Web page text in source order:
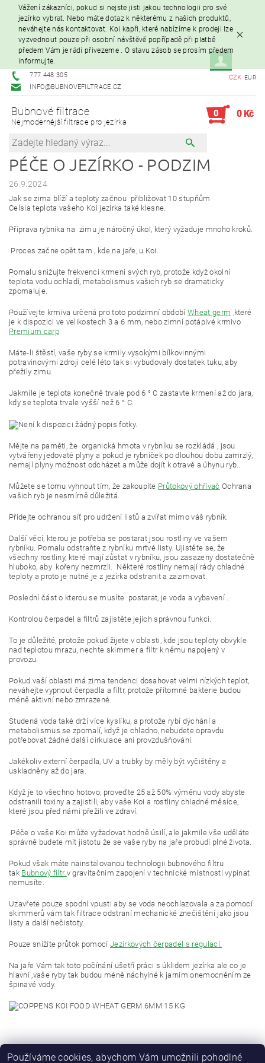
Vážení zákazníci, pokud si nejste jisti jakou technologii pro své
jezírko vybrat. Nebo máte dotaz k některému z našich produktů,
neváhejte nás kontaktovat. Koi kapři, které nabízíme k prodeji lze
vyzvednout pouze při osobní návštěvě popřípadě při platbě
předem Vám je rádi přivezeme . O stavu zásob se prosím předem
informujte.
777 448 305
INFO@BUBNOVEFILTRACE.CZ
CZK EUR
Bubnové filtrace
Nejmodernější filtrace pro jezírka
0 0 Kč
PÉČE O JEZÍRKO - PODZIM
26.9.2024
Jak se zima blíží a teploty začnou přibližovat 10 stupňům
Celsia teplota vašeho Koi jezírka také klesne.
Příprava rybníka na zimu je náročný úkol, který vyžaduje mnoho kroků.
Proces začne opět tam , kde na jaře, u Koi.
Pomalu snižujte frekvenci krmení svých ryb, protože když okolní
teplota vodu ochladí, metabolismus vašich ryb se dramaticky
zpomaluje.
Používejte krmiva určená pro toto podzimní obdobíWheat germ ,které
je k dispozici ve velikostech 3 a 6 mm, nebo zimní potápivé krmivo
Premium carp
Máte-li štěstí, vaše ryby se krmily vysokými bílkovinnými
potravinovými zdroji celé léto tak si vybudovaly dostatek tuku, aby
přežily zimu.
Jakmile je teplota konečně trvale pod 6 ° C zastavte krmení až do jara,
kdy se teplota trvale vyšší než 6 ° C.
Mějte na paměti, že organická hmota v rybníku se rozkládá , jsou
vytvářeny jedovaté plyny a pokud je rybníček po dlouhou dobu zamrzlý,
nemají plyny možnost odcházet a může dojít k otravě a úhynu ryb..
Můžete se tomu vyhnout tím, že zakoupíte Průtokový ohřívač Ochrana
vašich ryb je nesmírně důležitá.
Přidejte ochranou síť pro udržení listů a zvířat mimo váš rybník.
Další věcí, kterou je potřeba se postarat jsou rostliny ve vašem
rybníku. Pomalu odstraňte z rybníku mrtvé listy. Ujistěte se, že
všechny rostliny, které mají zůstat v rybníku, jsou zasazeny dostatečně
hluboko, aby kořeny nezmrzli. Některé rostliny nemají rády chladné
teploty a proto je nutné je z jezírka odstranit a zazimovat.
Poslední část o kterou se musíte postarat, je voda a vybavení .
Kontrolou čerpadel a filtrů zajistěte jejich správnou funkci.
To je důležité, protože pokud žijete v oblasti, kde jsou teploty obvykle
nad teplotou mrazu, nechte skimmer a filtr k němu napojený v
provozu.
Pokud vaší oblasti má zima tendenci dosahovat velmi nízkých teplot,
neváhejte vypnout čerpadla a filtr, protože přítomné bakterie budou
méně aktivní nebo zmrazené.
Studená voda také drží více kyslíku, a protože rybí dýchání a
metabolismus se zpomalí, když je chladno, nebudete opravdu
potřebovat žádné další cirkulace ani provzdušňování.
Jakékoliv externí čerpadla, UV a trubky by měly být vyčištěny a
uskladněny až do jara.
Když je to všechno hotovo, proveďte 25 až 50% výměnu vody abyste
odstranili toxiny a zajistili, aby vaše Koi a rostliny chladné měsíce,
které jsou před námi přežili ve zdraví.
Péče o vaše Koi může vyžadovat hodně úsilí, ale jakmile vše uděláte
správně budete mít jistotu že se vaše ryby na jaře probudí plné života.
Pokud však máte nainstalovanou technologii bubnového filtru
tak Bubnový filtr v gravitačním zapojení v technické místnosti vypínat
nemusíte.
Uzavřete pouze spodní vpusti aby se voda neochlazovala a za pomocí
skimmerů vám tak filtrace odstraní mechanické znečištění jako jsou
listy a další nečistoty.
Pouze snížíte průtok pomocí Jezírkových čerpadel s regulací.
Na jaře Vám tak toto počínání ušetří práci s úklidem jezírka ale co je
hlavní ,vaše ryby tak budou méně náchylné k jarním onemocněním ze
špinavé vody.
PŘEDCHOZÍ ČLÁNEK DALŠÍ ČLÁNEK
Používáme cookies, abychom Vám umožnili pohodlné